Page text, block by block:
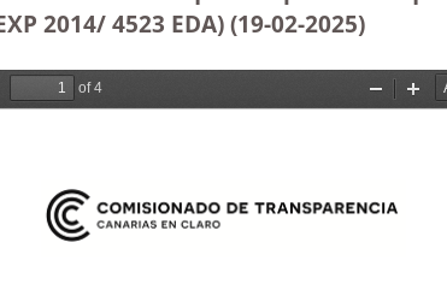
2014/ 4523 EDA) (19-02-2025)